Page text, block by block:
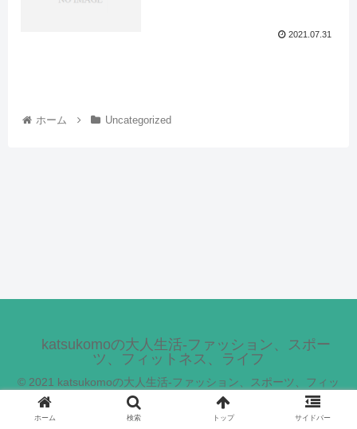
2021.07.31
ホーム Uncategorized
katsukomoの大人生活-ファッション、スポー
ツ、フィットネス、ライフ
© 2021 katsukomoの大人生活-ファッション、スポーツ、フィッ
トネス、ライフ.
ホーム 検索 トップ サイドバー